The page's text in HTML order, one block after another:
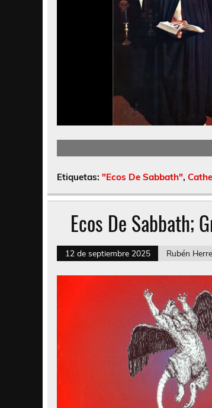
Etiquetas: "Ecos De Sabbath",
Ecos De Sabbath;
12 de septiembre 2025 Rubén